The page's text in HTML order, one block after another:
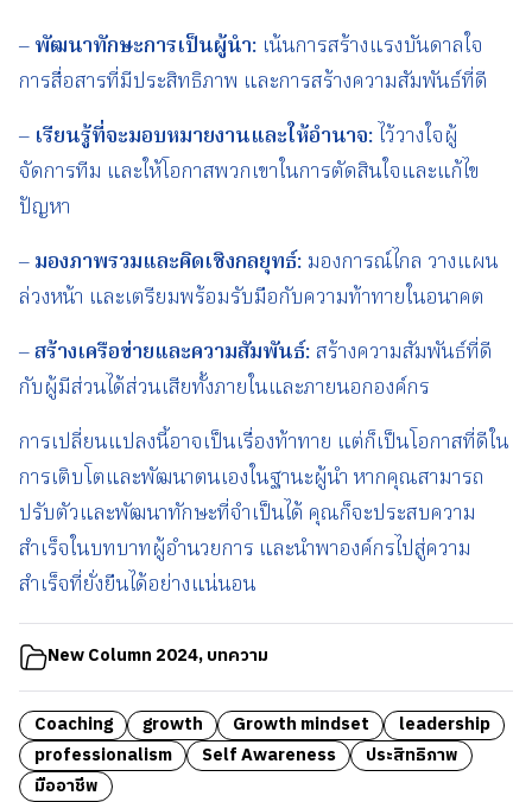
–พัฒนาทักษะการเป็นผู้นำ: เน้นการสร้างแรงบันดาลใจ
การสื่อสารที่มีประสิทธิภาพ และการสร้างความสัมพันธ์ที่ดี
– เรียนรู้ที่จะมอบหมายงานและให้อำนาจ: ไว้วางใจผู้
จัดการทีม และให้โอกาสพวกเขาในการตัดสินใจและแก้ไข
ปัญหา
–มองภาพรวมและคิดเชิงกลยุทธ์: มองการณ์ไกล วางแผน
ล่วงหน้า และเตรียมพร้อมรับมือกับความท้าทายในอนาคต
–สร้างเครือข่ายและความสัมพันธ์: สร้างความสัมพันธ์ที่ดี
กับผู้มีส่วนได้ส่วนเสียทั้งภายในและภายนอกองค์กร
การเปลี่ยนแปลงนี้อาจเป็นเรื่องท้าทาย แต่ก็เป็นโอกาสที่ดีใน
การเติบโตและพัฒนาตนเองในฐานะผู้นำ หากคุณสามารถ
ปรับตัวและพัฒนาทักษะที่จำเป็นได้ คุณก็จะประสบความ
สำเร็จในบทบาทผู้อำนวยการ และนำพาองค์กรไปสู่ความ
สำเร็จที่ยั่งยืนได้อย่างแน่นอน
New Column 2024,บทความ
Coaching growth Growth mindset
leadership
professionalism
Self Awareness
ประสิทธิภาพ
มืออาชีพ